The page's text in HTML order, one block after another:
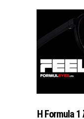
H Formula 1